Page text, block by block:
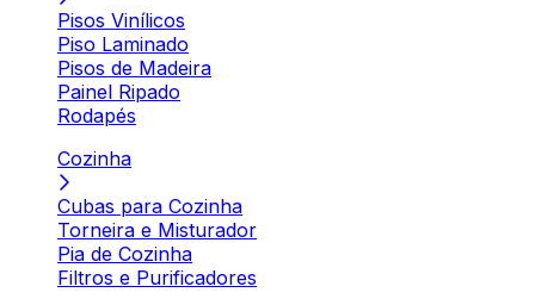
Pisos Vinílicos
Piso Laminado
Pisos de Madeira
Painel Ripado
Rodapés
Cozinha
Cubas para Cozinha
Torneira e Misturador
Pia de Cozinha
Filtros e Purificadores